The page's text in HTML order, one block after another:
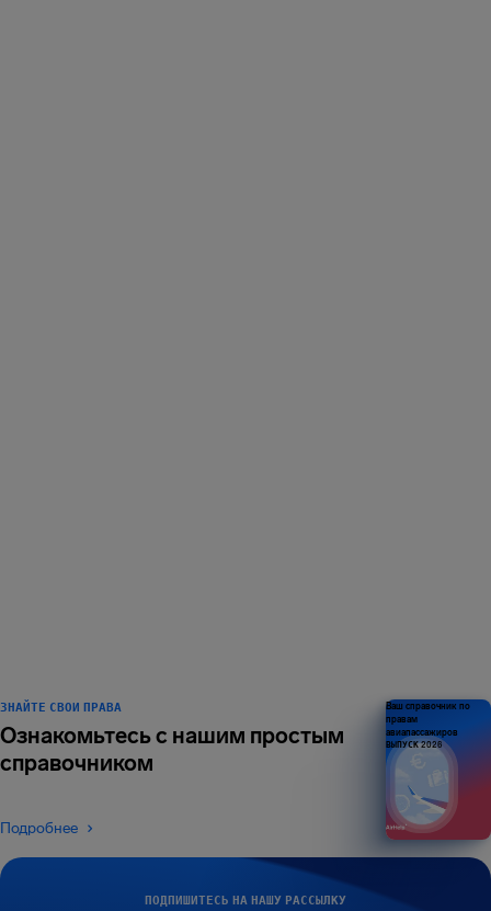
ПОДПИШИТЕСЬ НА НАШУ РАССЫЛКУ
ЗНАЙТЕ СВОИ ПРАВА
Ознакомьтесь с нашим простым
справочником
Подробнее
Ваш справочник по
правам
авиапассажиров
ВЫПУСК 2026